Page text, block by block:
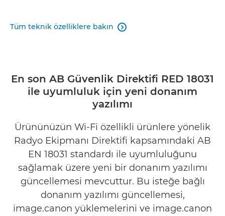
Tüm teknik özelliklere bakın 
En son AB Güvenlik Direktifi RED 18031
ile uyumluluk için yeni donanım
yazılımı
Ürününüzün Wi-Fi özellikli ürünlere yönelik
Radyo Ekipmanı Direktifi kapsamındaki AB
EN 18031 standardı ile uyumluluğunu
sağlamak üzere yeni bir donanım yazılımı
güncellemesi mevcuttur. Bu isteğe bağlı
donanım yazılımı güncellemesi,
image.canon yüklemelerini ve image.canon